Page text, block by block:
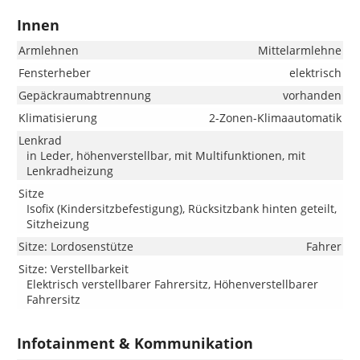
Innen
Armlehnen
Mittelarmlehne
Fensterheber
elektrisch
Gepäckraumabtrennung
vorhanden
Klimatisierung
2-Zonen-Klimaautomatik
Lenkrad
in Leder, höhenverstellbar, mit Multifunktionen, mit
Lenkradheizung
Sitze
Isofix (Kindersitzbefestigung), Rücksitzbank hinten geteilt,
Sitzheizung
Sitze: Lordosenstütze
Fahrer
Sitze: Verstellbarkeit
Elektrisch verstellbarer Fahrersitz, Höhenverstellbarer
Fahrersitz
Infotainment & Kommunikation